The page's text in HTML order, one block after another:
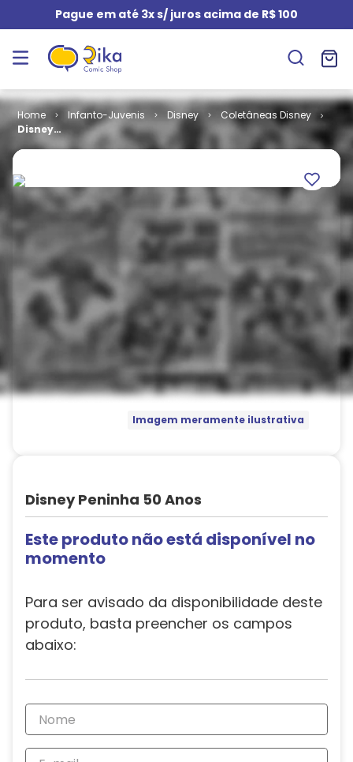
Pague em até 3x s/ juros acima de R$ 100
Infanto-Juvenis Disney
Coletâneas Disney
Disney
Peninha 50
Imagem meramente ilustrativa
Disney Peninha 50 Anos
Este produto não está disponível no
momento
Para ser avisado da disponibilidade deste
produto, basta preencher os campos
abaixo: